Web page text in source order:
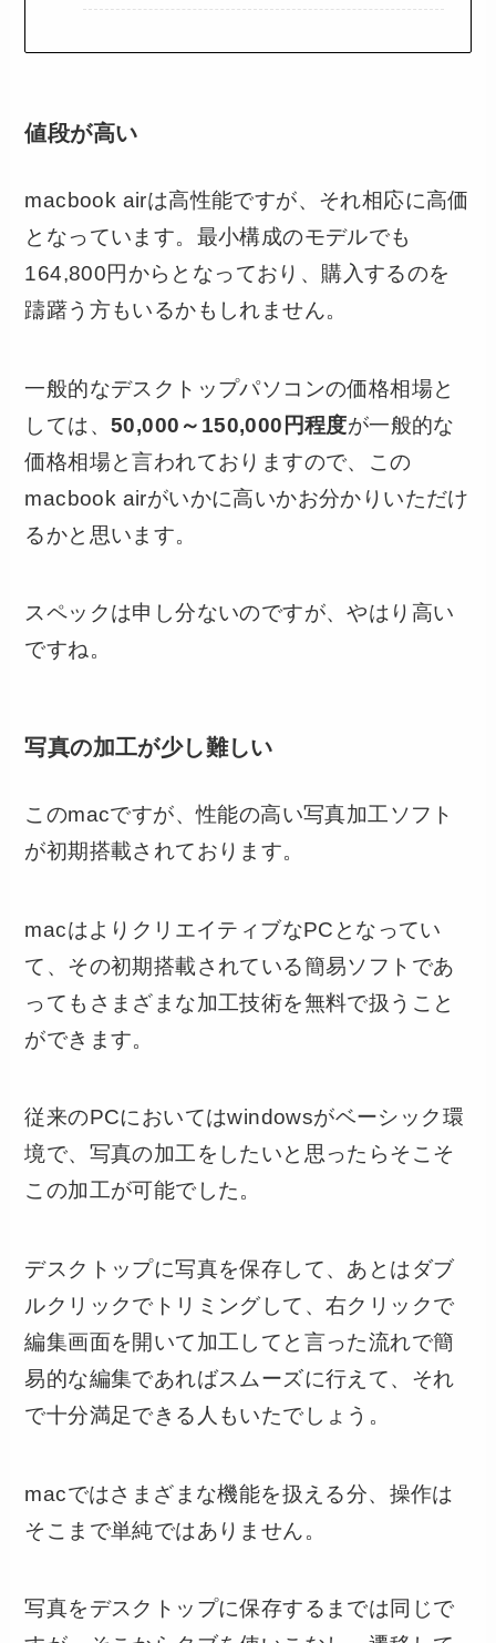
値段が高い
macbook airは高性能ですが、それ相応に高価
となっています。最小構成のモデルでも
164,800円からとなっており、購入するのを
躊躇う方もいるかもしれません。
一般的なデスクトップパソコンの価格相場と
しては、50,000～150,000円程度が一般的な
価格相場と言われておりますので、この
macbook airがいかに高いかお分かりいただけ
るかと思います。
スペックは申し分ないのですが、やはり高い
ですね。
写真の加工が少し難しい
このmacですが、性能の高い写真加工ソフト
が初期搭載されております。
macはよりクリエイティブなPCとなってい
て、その初期搭載されている簡易ソフトであ
ってもさまざまな加工技術を無料で扱うこと
ができます。
従来のPCにおいてはwindowsがベーシック環
境で、写真の加工をしたいと思ったらそこそ
この加工が可能でした。
デスクトップに写真を保存して、あとはダブ
ルクリックでトリミングして、右クリックで
編集画面を開いて加工してと言った流れで簡
易的な編集であればスムーズに行えて、それ
で十分満足できる人もいたでしょう。
macではさまざまな機能を扱える分、操作は
そこまで単純ではありません。
写真をデスクトップに保存するまでは同じで